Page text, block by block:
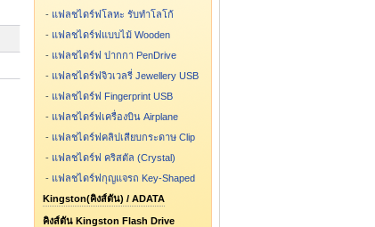
- แฟลชไดร์ฟโลหะ รับทำโลโก้
- แฟลชไดร์ฟแบบไม้ Wooden
- แฟลชไดร์ฟ ปากกา PenDrive
- แฟลชไดร์ฟจิวเวลรี่ Jewellery USB
- แฟลชไดร์ฟ Fingerprint USB
- แฟลชไดร์ฟเครื่องบิน Airplane
- แฟลชไดร์ฟคลิปเสียบกระดาษ Clip
- แฟลชไดร์ฟ คริสตัล (Crystal)
- แฟลชไดร์ฟกุญแจรถ Key-Shaped
Kingston(คิงส์ตัน) / ADATA
คิงส์ตัน Kingston Flash Drive